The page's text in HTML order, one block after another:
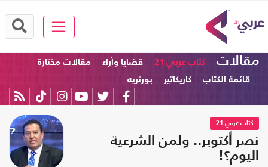
مقالات كتاب عربي 21 قضايا وآراء
مقالات مختارة
قائمة الكتاب
كاريكاتير بورتريه
كتاب عربي 21
نصر أكتوبر.. ولمن الشرعية
اليوم؟!